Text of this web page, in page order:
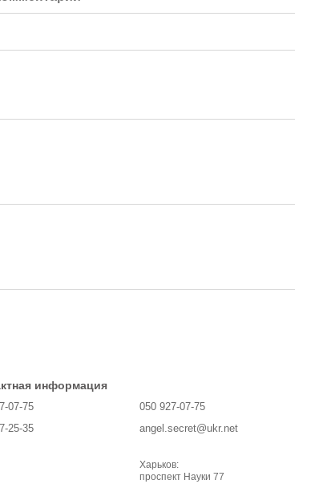
информация
07-75
25-35
050 927-07-75
angel.secret@ukr.net
Харьков:
проспект Науки 77